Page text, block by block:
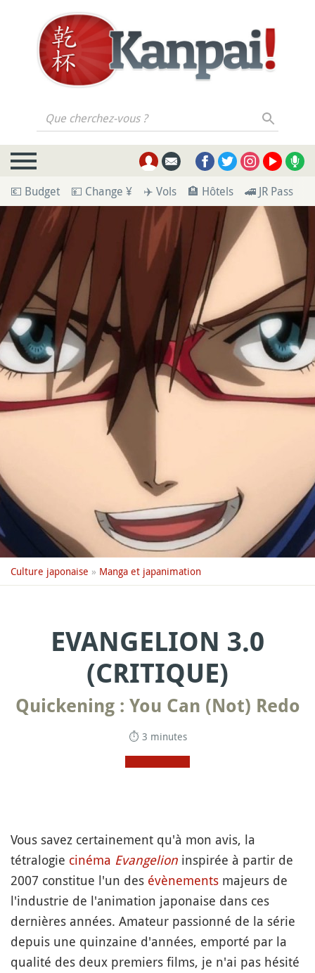
Que cherchez-vous ?
💶 Budget 💴 Change ¥ ✈️ Vols 🏨 Hôtels 🚄 JR Pass
Culture japonaise » Manga et japanimation
EVANGELION 3.0
(CRITIQUE)
Quickening : You Can (Not) Redo
⏱ 3 minutes
Vous savez certainement qu'à mon avis, la
tétralogie cinéma Evangelion inspirée à partir de
2007 constitue l'un des évènements majeurs de
l'industrie de l'animation japonaise dans ces
dernières années. Amateur passionné de la série
depuis une quinzaine d'années, emporté par la
qualité des deux premiers films, je n'ai pas hésité